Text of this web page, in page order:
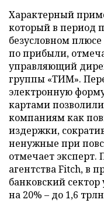
Характерный
который в период
безусловном
по прибыли,
управляющий
группы «ТИМ».
электронную
картами
компаниям как
издержки,
ненужные при
отмечает
агентства Fitch, в
банковский
на 20% – до 1,6